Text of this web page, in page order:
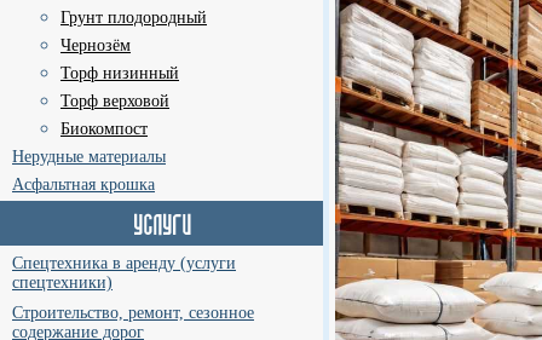
Грунт плодородный
Чернозём
Торф низинный
Торф верховой
Биокомпост
Нерудные материалы
Асфальтная крошка
Спецтехника в аренду (услуги
спецтехники)
Строительство, ремонт, сезонное
содержание дорог